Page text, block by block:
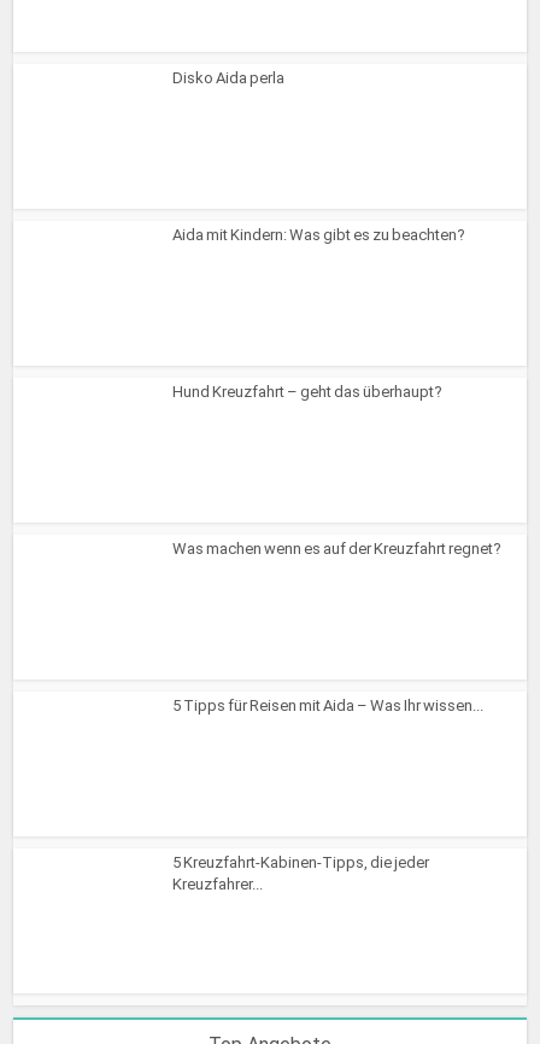
Disko Aida perla
Aida mit Kindern: Was gibt es zu beachten?
Hund Kreuzfahrt – geht das überhaupt?
Was machen wenn es auf der Kreuzfahrt regnet?
5 Tipps für Reisen mit Aida – Was Ihr wissen...
5 Kreuzfahrt-Kabinen-Tipps, die jeder
Kreuzfahrer...